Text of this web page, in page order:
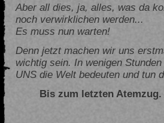
Aber all dies, ja, alles, was da
noch verwirklichen werden...
Es muss nun warten!
Denn jetzt machen wir uns
wichtig sein. In wenigen
UNS die Welt bedeuten und tun
Bis zum letzten Atemzug.